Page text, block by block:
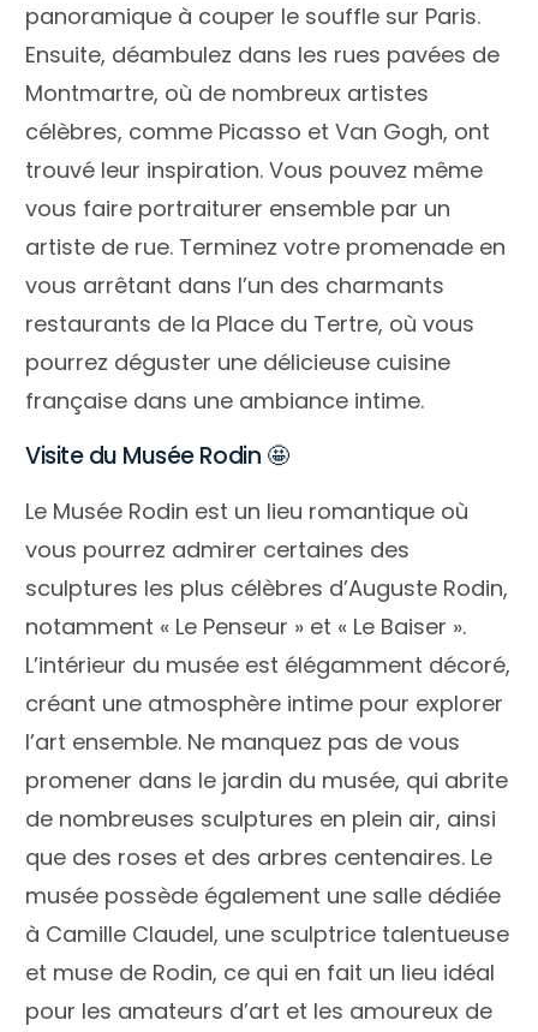
panoramique à couper le souffle sur Paris.
Ensuite, déambulez dans les rues pavées de
Montmartre, où de nombreux artistes
célèbres, comme Picasso et Van Gogh, ont
trouvé leur inspiration. Vous pouvez même
vous faire portraiturer ensemble par un
artiste de rue. Terminez votre promenade en
vous arrêtant dans l’un des charmants
restaurants de la Place du Tertre, où vous
pourrez déguster une délicieuse cuisine
française dans une ambiance intime.
Visite du Musée Rodin 🤩
Le Musée Rodin est un lieu romantique où
vous pourrez admirer certaines des
sculptures les plus célèbres d’Auguste Rodin,
notamment « Le Penseur » et « Le Baiser ».
L’intérieur du musée est élégamment décoré,
créant une atmosphère intime pour explorer
l’art ensemble. Ne manquez pas de vous
promener dans le jardin du musée, qui abrite
de nombreuses sculptures en plein air, ainsi
que des roses et des arbres centenaires. Le
musée possède également une salle dédiée
à Camille Claudel, une sculptrice talentueuse
et muse de Rodin, ce qui en fait un lieu idéal
pour les amateurs d’art et les amoureux de